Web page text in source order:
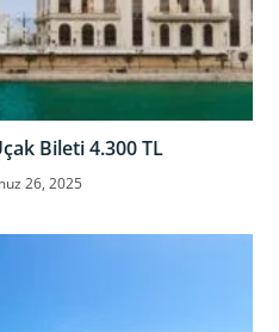
Bileti 4.300 TL
26, 2025